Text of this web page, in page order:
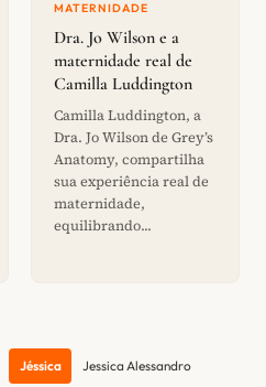
MATERNIDADE
Dra. Jo Wilson e a
maternidade real de
Camilla Luddington
Camilla Luddington, a
Dra. Jo Wilson de Grey’s
Anatomy, compartilha
sua experiência real de
maternidade,
equilibrando...
Jéssica Jessica Alessandro